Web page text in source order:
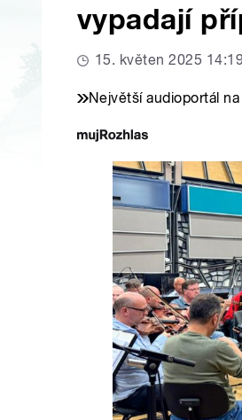
vypadají
15. květen 2025
Největší audioportál